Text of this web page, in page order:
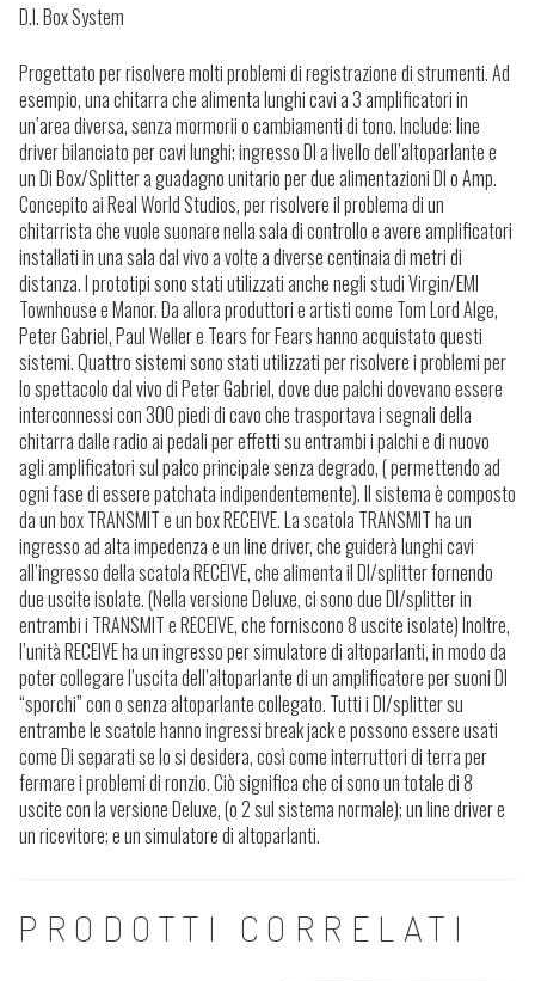
D.I. Box System
Progettato per risolvere molti problemi di registrazione di strumenti. Ad
esempio, una chitarra che alimenta lunghi cavi a 3 amplificatori in
un’area diversa, senza mormorii o cambiamenti di tono. Include: line
driver bilanciato per cavi lunghi; ingresso DI a livello dell’altoparlante e
un Di Box/Splitter a guadagno unitario per due alimentazioni DI o Amp.
Concepito ai Real World Studios, per risolvere il problema di un
chitarrista che vuole suonare nella sala di controllo e avere amplificatori
installati in una sala dal vivo a volte a diverse centinaia di metri di
distanza. I prototipi sono stati utilizzati anche negli studi Virgin/EMI
Townhouse e Manor. Da allora produttori e artisti come Tom Lord Alge,
Peter Gabriel, Paul Weller e Tears for Fears hanno acquistato questi
sistemi. Quattro sistemi sono stati utilizzati per risolvere i problemi per
lo spettacolo dal vivo di Peter Gabriel, dove due palchi dovevano essere
interconnessi con 300 piedi di cavo che trasportava i segnali della
chitarra dalle radio ai pedali per effetti su entrambi i palchi e di nuovo
agli amplificatori sul palco principale senza degrado, ( permettendo ad
ogni fase di essere patchata indipendentemente). Il sistema è composto
da un box TRANSMIT e un box RECEIVE. La scatola TRANSMIT ha un
ingresso ad alta impedenza e un line driver, che guiderà lunghi cavi
all’ingresso della scatola RECEIVE, che alimenta il DI/splitter fornendo
due uscite isolate. (Nella versione Deluxe, ci sono due DI/splitter in
entrambi i TRANSMIT e RECEIVE, che forniscono 8 uscite isolate) Inoltre,
l’unità RECEIVE ha un ingresso per simulatore di altoparlanti, in modo da
poter collegare l’uscita dell’altoparlante di un amplificatore per suoni DI
“sporchi” con o senza altoparlante collegato. Tutti i DI/splitter su
entrambe le scatole hanno ingressi break jack e possono essere usati
come Di separati se lo si desidera, così come interruttori di terra per
fermare i problemi di ronzio. Ciò significa che ci sono un totale di 8
uscite con la versione Deluxe, (o 2 sul sistema normale); un line driver e
un ricevitore; e un simulatore di altoparlanti.
PRODOTTI CORRELATI